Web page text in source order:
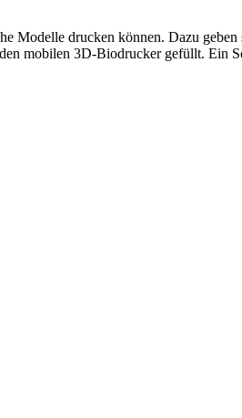
Modelle drucken können. Dazu
mobilen 3D-Biodrucker gefüllt. Ein